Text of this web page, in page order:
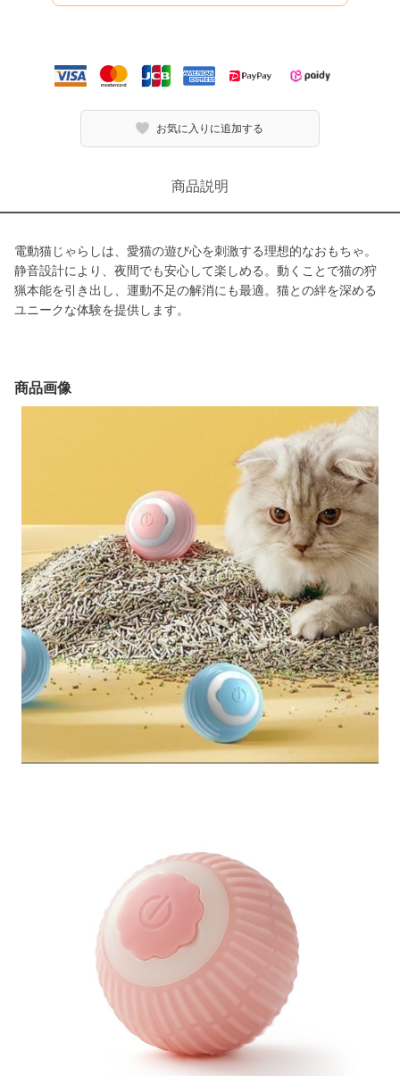
お気に入りに追加する
商品説明
電動猫じゃらしは、愛猫の遊び心を刺激する理想的なおもちゃ。
静音設計により、夜間でも安心して楽しめる。動くことで猫の狩
猟本能を引き出し、運動不足の解消にも最適。猫との絆を深める
ユニークな体験を提供します。
商品画像